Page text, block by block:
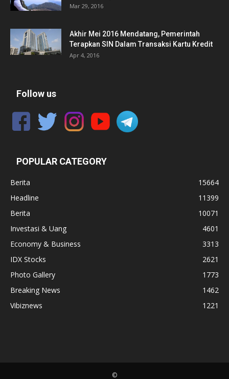
Mar 29, 2016
Akhir Mei 2016 Mendatang, Pemerintah
Terapkan SIN Dalam Transaksi Kartu Kredit
Apr 4, 2016
Follow us
POPULAR CATEGORY
Berita
15664
Headline
11399
Berita
10071
Investasi & Uang
4601
Economy & Business
3313
IDX Stocks
2621
Photo Gallery
1773
Breaking News
1462
Vibiznews
1221
©